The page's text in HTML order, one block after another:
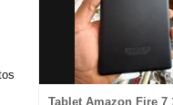
Equipos Pesados
Escuela de Choferes
Estudios Diversos